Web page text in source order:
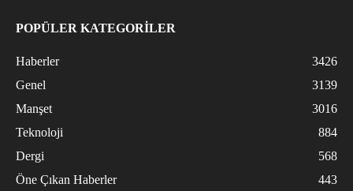
POPÜLER KATEGORİLER
Haberler
3426
Genel
3139
Manşet
3016
Teknoloji
884
Dergi
568
Öne Çıkan Haberler
443